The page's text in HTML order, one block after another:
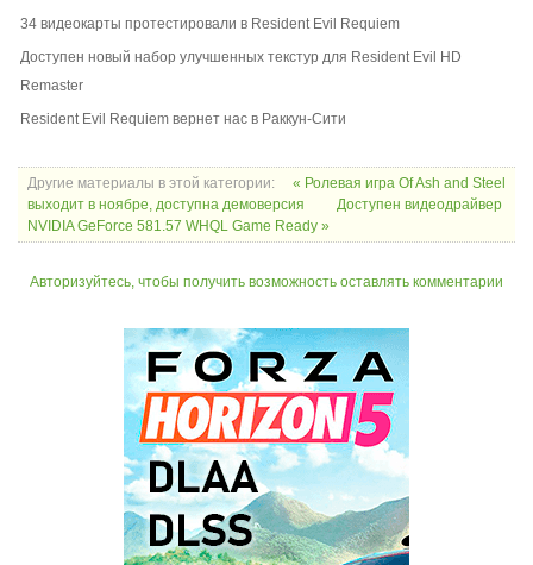
34 видеокарты протестировали в Resident Evil Requiem
Доступен новый набор улучшенных текстур для Resident Evil HD
Remaster
Resident Evil Requiem вернет нас в Раккун-Сити
Другие материалы в этой категории:
« Ролевая игра Of Ash and Steel
выходит в ноябре, доступна демоверсия
Доступен видеодрайвер
NVIDIA GeForce 581.57 WHQL Game Ready »
Авторизуйтесь, чтобы получить возможность оставлять комментарии